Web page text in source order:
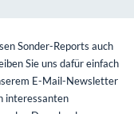
Sonder-Reports auch
Sie uns dafür einfach
E-Mail-Newsletter
interessanten